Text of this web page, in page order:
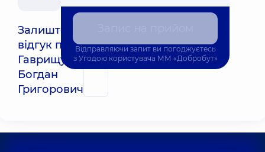
Залиште
відгук про
Гаврищук
Богдан
Григорович
QR
Відправляючи запит ви погоджуєтесь
з Угодою користувача ММ «Добробут»